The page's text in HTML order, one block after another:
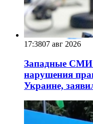
17:3807 авг 2026
Западные СМИ
нарушения
Украине,